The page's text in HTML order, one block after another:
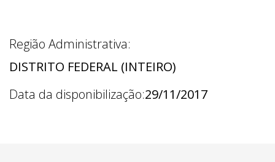
Região Administrativa:
DISTRITO FEDERAL (INTEIRO)
Data da disponibilização:29/11/2017